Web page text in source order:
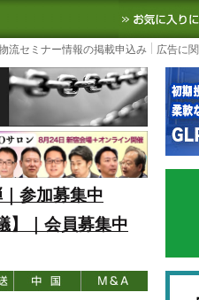
スサイト
SCMなど国内外の最新の
流セミナー情報の掲載申込み 広告に
参加募集中
】｜会員募集中